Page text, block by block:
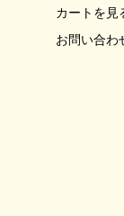
カートを見
お問い合わ